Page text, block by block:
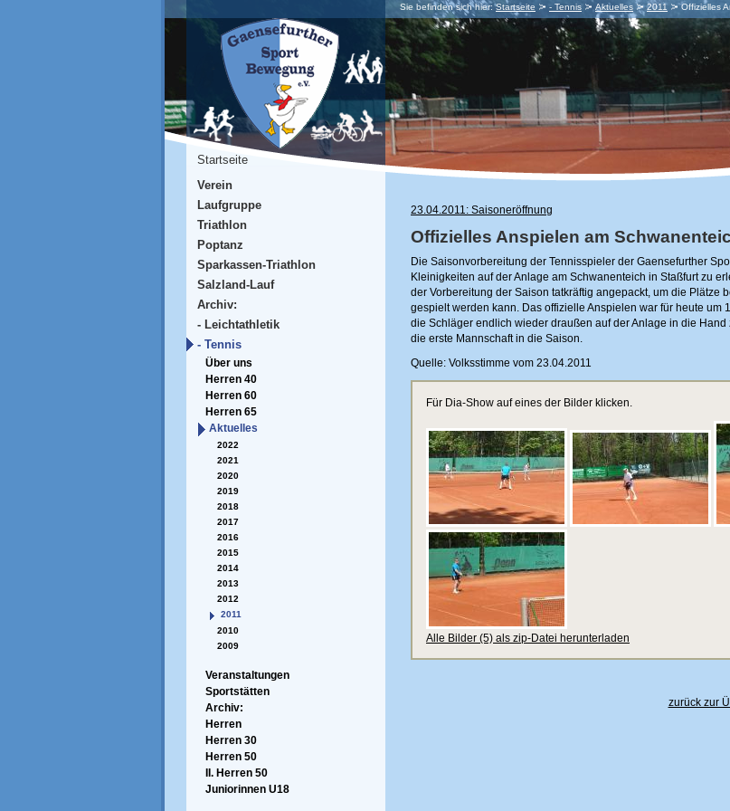
Sie befinden sich hier:Startseite - Tennis Aktuelles 2011 Offizielles
Startseite
Verein
Laufgruppe
Triathlon
Poptanz
Sparkassen-Triathlon
Salzland-Lauf
Archiv:
- Leichtathletik
- Tennis
Über uns
Herren 40
Herren 60
Herren 65
Aktuelles
2022
2021
2020
2019
2018
2017
2016
2015
2014
2013
2012
2011
2010
2009
Veranstaltungen
Sportstätten
Archiv:
Herren
Herren 30
Herren 50
II. Herren 50
Juniorinnen U18
23.04.2011: Saisoneröffnung
Offizielles Anspielen am
Die Saisonvorbereitung der Tennisspieler der Gaensefurther
Kleinigkeiten auf der Anlage am Schwanenteich in Staßfurt zu
der Vorbereitung der Saison tatkräftig angepackt, um die Plätze
gespielt werden kann. Das offizielle Anspielen war für heute
die Schläger endlich wieder draußen auf der Anlage in die
die erste Mannschaft in die Saison.
Quelle: Volksstimme vom 23.04.2011
Für Dia-Show auf eines der Bilder klicken.
Alle Bilder (5) als zip-Datei herunterladen
zurück zur